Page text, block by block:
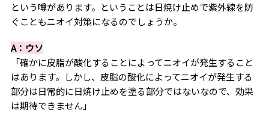
という噂があります。ということは日焼け止めで紫外線を防
ぐこともニオイ対策になるのでしょうか。
A：ウソ
「確かに皮脂が酸化することによってニオイが発生すること
はあります。しかし、皮脂の酸化によってニオイが発生する
部分は日常的に日焼け止めを塗る部分ではないなので、効果
は期待できません」